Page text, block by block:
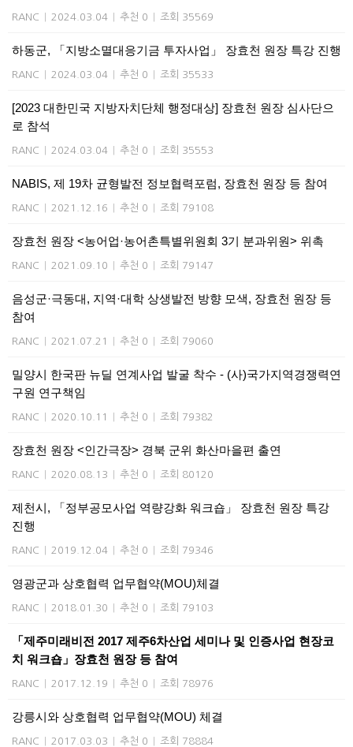
RANC 2024.03.04 추천 0 조회 35569
하동군, 「지방소멸대응기금 투자사업」 장효천 원장 특강 진행
RANC 2024.03.04 추천 0 조회 35533
[2023 대한민국 지방자치단체 행정대상] 장효천 원장 심사단으
로 참석
RANC 2024.03.04 추천 0 조회 35553
NABIS, 제 19차 균형발전 정보협력포럼, 장효천 원장 등 참여
RANC 2021.12.16 추천 0 조회 79108
장효천 원장 <농어업·농어촌특별위원회 3기 분과위원> 위촉
RANC 2021.09.10 추천 0 조회 79147
음성군·극동대, 지역·대학 상생발전 방향 모색, 장효천 원장 등
참여
RANC 2021.07.21 추천 0 조회 79060
밀양시 한국판 뉴딜 연계사업 발굴 착수 - (사)국가지역경쟁력연
구원 연구책임
RANC 2020.10.11 추천 0 조회 79382
장효천 원장 <인간극장> 경북 군위 화산마을편 출연
RANC 2020.08.13 추천 0 조회 80120
제천시, 「정부공모사업 역량강화 워크숍」 장효천 원장 특강
진행
RANC 2019.12.04 추천 0 조회 79346
영광군과 상호협력 업무협약(MOU)체결
RANC 2018.01.30 추천 0 조회 79103
「제주미래비전 2017 제주6차산업 세미나 및 인증사업 현장코
치 워크숍」장효천 원장 등 참여
RANC 2017.12.19 추천 0 조회 78976
강릉시와 상호협력 업무협약(MOU) 체결
RANC 2017.03.03 추천 0 조회 78884